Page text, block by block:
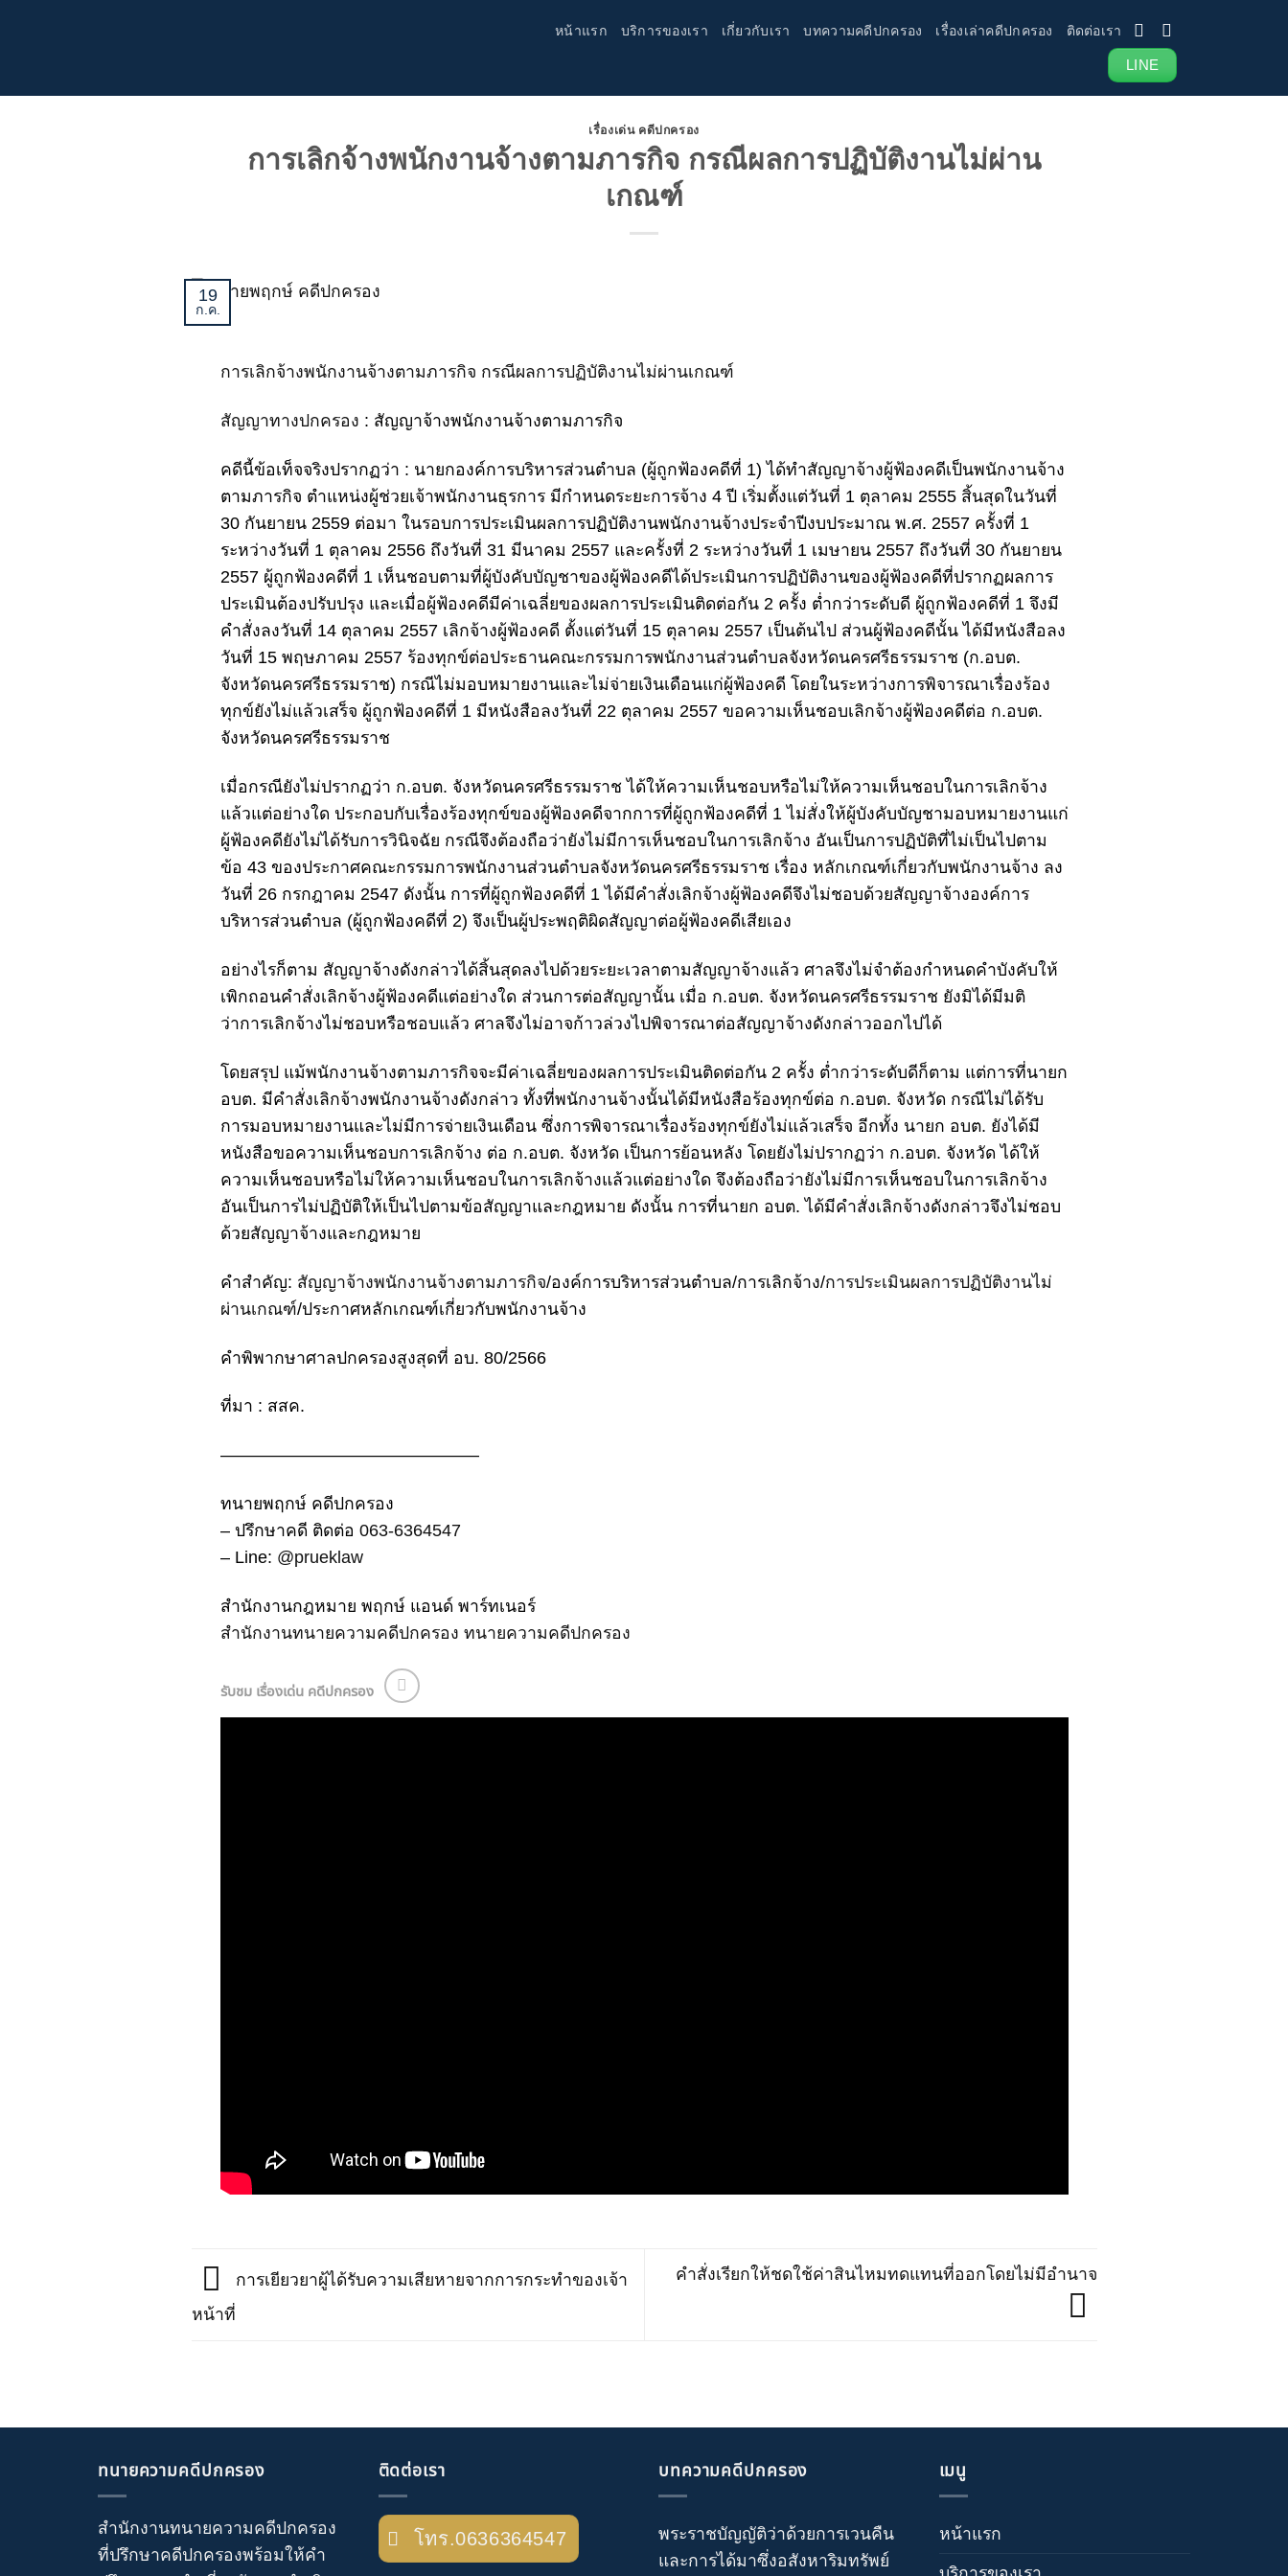
เนื้อหา
หน้าแรก บริการของเรา เกี่ยวกับเรา บทความคดีปกครอง เรื่องเล่าคดีปกครอง ติดต่อเรา
LINE
เรื่องเด่น คดีปกครอง
การเลิกจ้างพนักงานจ้างตามภารกิจ กรณีผลการปฏิบัติงานไม่ผ่าน
เกณฑ์
19
ก.ค.
การเลิกจ้างพนักงานจ้างตามภารกิจ กรณีผลการปฏิบัติงานไม่ผ่านเกณฑ์
สัญญาทางปกครอง : สัญญาจ้างพนักงานจ้างตามภารกิจ
คดีนี้ข้อเท็จจริงปรากฏว่า : นายกองค์การบริหารส่วนตำบล (ผู้ถูกฟ้องคดีที่ 1) ได้ทำสัญญาจ้างผู้ฟ้องคดีเป็นพนักงานจ้าง
ตามภารกิจ ตำแหน่งผู้ช่วยเจ้าพนักงานธุรการ มีกำหนดระยะการจ้าง 4 ปี เริ่มตั้งแต่วันที่ 1 ตุลาคม 2555 สิ้นสุดในวันที่
30 กันยายน 2559 ต่อมา ในรอบการประเมินผลการปฏิบัติงานพนักงานจ้างประจำปีงบประมาณ พ.ศ. 2557 ครั้งที่ 1
ระหว่างวันที่ 1 ตุลาคม 2556 ถึงวันที่ 31 มีนาคม 2557 และครั้งที่ 2 ระหว่างวันที่ 1 เมษายน 2557 ถึงวันที่ 30 กันยายน
2557 ผู้ถูกฟ้องคดีที่ 1 เห็นชอบตามที่ผู้บังคับบัญชาของผู้ฟ้องคดีได้ประเมินการปฏิบัติงานของผู้ฟ้องคดีที่ปรากฏผลการ
ประเมินต้องปรับปรุง และเมื่อผู้ฟ้องคดีมีค่าเฉลี่ยของผลการประเมินติดต่อกัน 2 ครั้ง ต่ำกว่าระดับดี ผู้ถูกฟ้องคดีที่ 1 จึงมี
คำสั่งลงวันที่ 14 ตุลาคม 2557 เลิกจ้างผู้ฟ้องคดี ตั้งแต่วันที่ 15 ตุลาคม 2557 เป็นต้นไป ส่วนผู้ฟ้องคดีนั้น ได้มีหนังสือลง
วันที่ 15 พฤษภาคม 2557 ร้องทุกข์ต่อประธานคณะกรรมการพนักงานส่วนตำบลจังหวัดนครศรีธรรมราช (ก.อบต.
จังหวัดนครศรีธรรมราช) กรณีไม่มอบหมายงานและไม่จ่ายเงินเดือนแก่ผู้ฟ้องคดี โดยในระหว่างการพิจารณาเรื่องร้อง
ทุกข์ยังไม่แล้วเสร็จ ผู้ถูกฟ้องคดีที่ 1 มีหนังสือลงวันที่ 22 ตุลาคม 2557 ขอความเห็นชอบเลิกจ้างผู้ฟ้องคดีต่อ ก.อบต.
จังหวัดนครศรีธรรมราช
เมื่อกรณียังไม่ปรากฏว่า ก.อบต. จังหวัดนครศรีธรรมราช ได้ให้ความเห็นชอบหรือไม่ให้ความเห็นชอบในการเลิกจ้าง
แล้วแต่อย่างใด ประกอบกับเรื่องร้องทุกข์ของผู้ฟ้องคดีจากการที่ผู้ถูกฟ้องคดีที่ 1 ไม่สั่งให้ผู้บังคับบัญชามอบหมายงานแก่
ผู้ฟ้องคดียังไม่ได้รับการวินิจฉัย กรณีจึงต้องถือว่ายังไม่มีการเห็นชอบในการเลิกจ้าง อันเป็นการปฏิบัติที่ไม่เป็นไปตาม
ข้อ 43 ของประกาศคณะกรรมการพนักงานส่วนตำบลจังหวัดนครศรีธรรมราช เรื่อง หลักเกณฑ์เกี่ยวกับพนักงานจ้าง ลง
วันที่ 26 กรกฎาคม 2547 ดังนั้น การที่ผู้ถูกฟ้องคดีที่ 1 ได้มีคำสั่งเลิกจ้างผู้ฟ้องคดีจึงไม่ชอบด้วยสัญญาจ้างองค์การ
บริหารส่วนตำบล (ผู้ถูกฟ้องคดีที่ 2) จึงเป็นผู้ประพฤติผิดสัญญาต่อผู้ฟ้องคดีเสียเอง
อย่างไรก็ตาม สัญญาจ้างดังกล่าวได้สิ้นสุดลงไปด้วยระยะเวลาตามสัญญาจ้างแล้ว ศาลจึงไม่จำต้องกำหนดคำบังคับให้
เพิกถอนคำสั่งเลิกจ้างผู้ฟ้องคดีแต่อย่างใด ส่วนการต่อสัญญานั้น เมื่อ ก.อบต. จังหวัดนครศรีธรรมราช ยังมิได้มีมติ
ว่าการเลิกจ้างไม่ชอบหรือชอบแล้ว ศาลจึงไม่อาจก้าวล่วงไปพิจารณาต่อสัญญาจ้างดังกล่าวออกไปได้
โดยสรุป แม้พนักงานจ้างตามภารกิจจะมีค่าเฉลี่ยของผลการประเมินติดต่อกัน 2 ครั้ง ต่ำกว่าระดับดีก็ตาม แต่การที่นายก
อบต. มีคำสั่งเลิกจ้างพนักงานจ้างดังกล่าว ทั้งที่พนักงานจ้างนั้นได้มีหนังสือร้องทุกข์ต่อ ก.อบต. จังหวัด กรณีไม่ได้รับ
การมอบหมายงานและไม่มีการจ่ายเงินเดือน ซึ่งการพิจารณาเรื่องร้องทุกข์ยังไม่แล้วเสร็จ อีกทั้ง นายก อบต. ยังได้มี
หนังสือขอความเห็นชอบการเลิกจ้าง ต่อ ก.อบต. จังหวัด เป็นการย้อนหลัง โดยยังไม่ปรากฏว่า ก.อบต. จังหวัด ได้ให้
ความเห็นชอบหรือไม่ให้ความเห็นชอบในการเลิกจ้างแล้วแต่อย่างใด จึงต้องถือว่ายังไม่มีการเห็นชอบในการเลิกจ้าง
อันเป็นการไม่ปฏิบัติให้เป็นไปตามข้อสัญญาและกฎหมาย ดังนั้น การที่นายก อบต. ได้มีคำสั่งเลิกจ้างดังกล่าวจึงไม่ชอบ
ด้วยสัญญาจ้างและกฎหมาย
คำสำคัญ: สัญญาจ้างพนักงานจ้างตามภารกิจ/องค์การบริหารส่วนตำบล/การเลิกจ้าง/การประเมินผลการปฏิบัติงานไม่
ผ่านเกณฑ์/ประกาศหลักเกณฑ์เกี่ยวกับพนักงานจ้าง
คำพิพากษาศาลปกครองสูงสุดที่ อบ. 80/2566
ที่มา : สสค.
———————————————
ทนายพฤกษ์ คดีปกครอง
– ปรึกษาคดี ติดต่อ 063-6364547
– Line: @prueklaw
สำนักงานกฎหมาย พฤกษ์ แอนด์ พาร์ทเนอร์
สำนักงานทนายความคดีปกครอง ทนายความคดีปกครอง
รับชม เรื่องเด่น คดีปกครอง
การเยียวยาผู้ได้รับความเสียหายจากการกระทำของเจ้า
หน้าที่
คำสั่งเรียกให้ชดใช้ค่าสินไหมทดแทนที่ออกโดยไม่มีอำนาจ
ทนายความคดีปกครอง
สำนักงานทนายความคดีปกครอง
ที่ปรึกษาคดีปกครองพร้อมให้คำ
ติดต่อเรา
โทร.0636364547
บทความคดีปกครอง
พระราชบัญญัติว่าด้วยการเวนคืน
และการได้มาซึ่งอสังหาริมทรัพย์
เมนู
หน้าแรก